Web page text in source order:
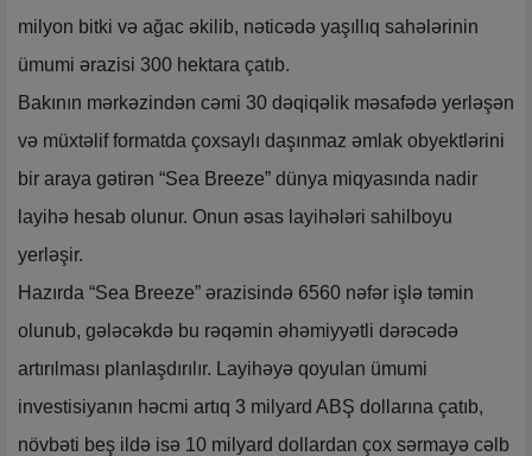
milyon bitki və ağac əkilib, nəticədə yaşıllıq sahələrinin
ümumi ərazisi 300 hektara çatıb.
Bakının mərkəzindən cəmi 30 dəqiqəlik məsafədə yerləşən
və müxtəlif formatda çoxsaylı daşınmaz əmlak obyektlərini
bir araya gətirən “Sea Breeze” dünya miqyasında nadir
layihə hesab olunur. Onun əsas layihələri sahilboyu
yerləşir.
Hazırda “Sea Breeze” ərazisində 6560 nəfər işlə təmin
olunub, gələcəkdə bu rəqəmin əhəmiyyətli dərəcədə
artırılması planlaşdırılır. Layihəyə qoyulan ümumi
investisiyanın həcmi artıq 3 milyard ABŞ dollarına çatıb,
növbəti beş ildə isə 10 milyard dollardan çox sərmayə cəlb